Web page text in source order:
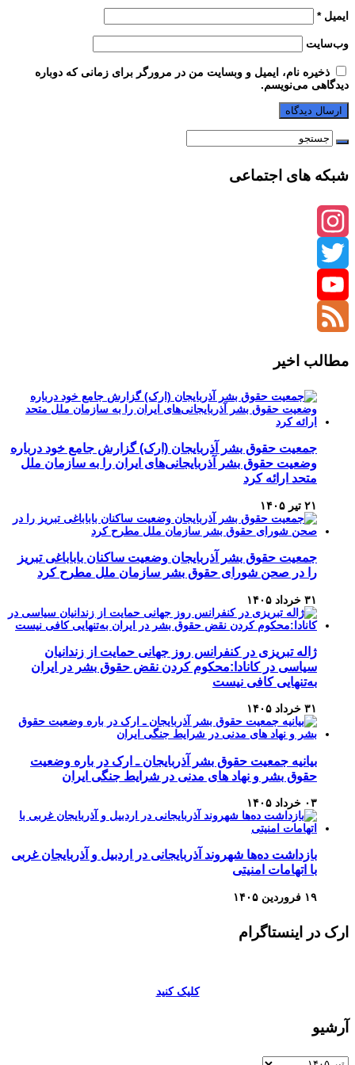
ایمیل*
وب‌سایت
ذخیره نام، ایمیل و وبسایت من در مرورگر برای زمانی که دوباره
دیدگاهی می‌نویسم.
شبکه های اجتماعی
Instagram
Twitter
YouTube
مطالب اخیر
جمعیت حقوق بشر آذربایجان (ارک) گزارش جامع خود درباره
وضعیت حقوق بشر آذربایجانی‌های ایران را به سازمان ملل
متحد ارائه کرد
۲۱ تیر ۱۴۰۵
جمعیت حقوق بشر آذربایجان وضعیت ساکنان باباباغی تبریز
را در صحن شورای حقوق بشر سازمان ملل مطرح کرد
۳۱ خرداد ۱۴۰۵
ژاله تبریزی در کنفرانس روز جهانی حمایت از زندانیان
سیاسی در کانادا:محکوم کردن نقض حقوق بشر در ایران
به‌تنهایی کافی نیست
۳۱ خرداد ۱۴۰۵
بیانیه جمعیت حقوق بشر آذربایجان ـ ارک در باره وضعیت
حقوق بشر و نهاد های مدنی در شرایط جنگی ایران
۰۳ خرداد ۱۴۰۵
بازداشت ده‌ها شهروند آذربایجانی در اردبیل و آذربایجان غربی
با اتهامات امنیتی
۱۹ فروردین ۱۴۰۵
ارک در اینستاگرام
کلیک کنید
آرشیو
آرشیو